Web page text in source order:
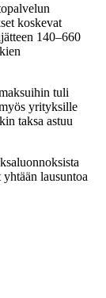
koskevat
140–660
tuli
yrityksille
taksa astuu
lausuntoa